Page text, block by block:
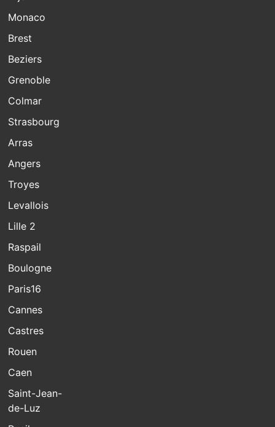
Monaco
Brest
Beziers
Grenoble
Colmar
Strasbourg
Arras
Angers
Troyes
Levallois
Lille 2
Raspail
Boulogne
Paris16
Cannes
Castres
Rouen
Caen
Saint-Jean-
de-Luz